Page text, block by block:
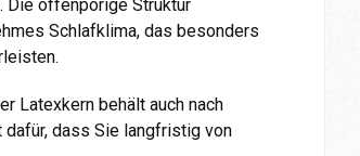
Die offenporige Struktur
Schlafklima, das besonders
Latexkern behält auch nach
dass Sie langfristig von